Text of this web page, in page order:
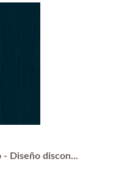
- Diseño discon...